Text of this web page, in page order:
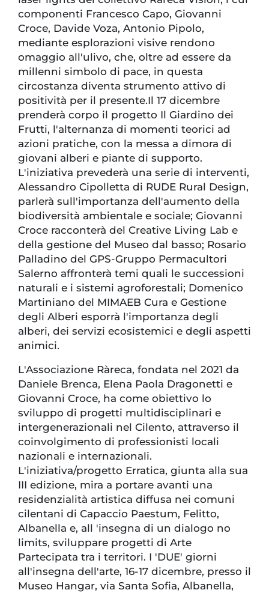
componenti Francesco Capo, Giovanni
Croce, Davide Voza, Antonio Pipolo,
mediante esplorazioni visive rendono
omaggio all'ulivo, che, oltre ad essere da
millenni simbolo di pace, in questa
circostanza diventa strumento attivo di
positività per il presente.Il 17 dicembre
prenderà corpo il progetto Il Giardino dei
Frutti, l'alternanza di momenti teorici ad
azioni pratiche, con la messa a dimora di
giovani alberi e piante di supporto.
L'iniziativa prevederà una serie di interventi,
Alessandro Cipolletta di RUDE Rural Design,
parlerà sull'importanza dell'aumento della
biodiversità ambientale e sociale; Giovanni
Croce racconterà del Creative Living Lab e
della gestione del Museo dal basso; Rosario
Palladino del GPS-Gruppo Permacultori
Salerno affronterà temi quali le successioni
naturali e i sistemi agroforestali; Domenico
Martiniano del MIMAEB Cura e Gestione
degli Alberi esporrà l'importanza degli
alberi, dei servizi ecosistemici e degli aspetti
animici.
L'Associazione Ràreca, fondata nel 2021 da
Daniele Brenca, Elena Paola Dragonetti e
Giovanni Croce, ha come obiettivo lo
sviluppo di progetti multidisciplinari e
intergenerazionali nel Cilento, attraverso il
coinvolgimento di professionisti locali
nazionali e internazionali.
L'iniziativa/progetto Erratica, giunta alla sua
III edizione, mira a portare avanti una
residenzialità artistica diffusa nei comuni
cilentani di Capaccio Paestum, Felitto,
Albanella e, all 'insegna di un dialogo no
limits, sviluppare progetti di Arte
Partecipata tra i territori. I 'DUE' giorni
all'insegna dell'arte, 16-17 dicembre, presso il
Museo Hangar, via Santa Sofia, Albanella,